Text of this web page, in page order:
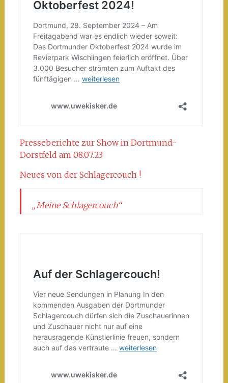
Presseberichte zur Show in Dortmund-
Dorstfeld am 08.07.23
Neues von der Schlagercouch !
„Meine Schlagercouch“